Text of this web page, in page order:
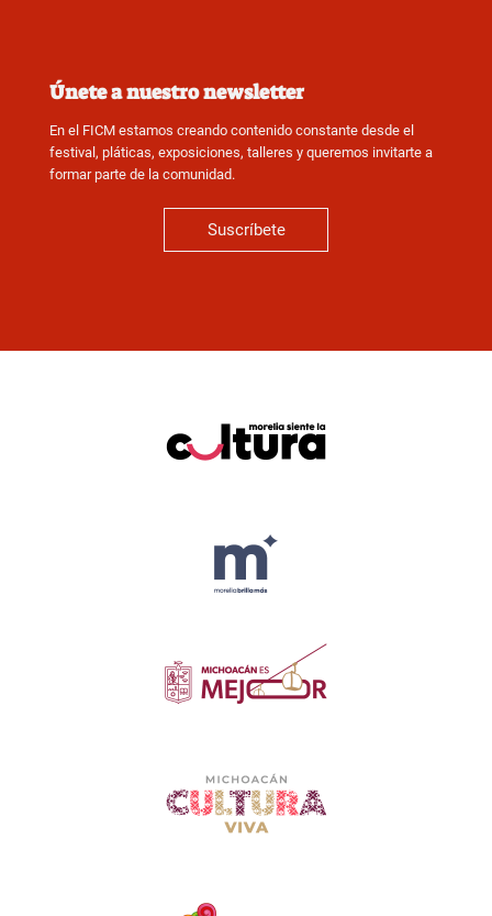
Únete a nuestro newsletter
En el FICM estamos creando contenido constante desde el
festival, pláticas, exposiciones, talleres y queremos invitarte a
formar parte de la comunidad.
Suscríbete